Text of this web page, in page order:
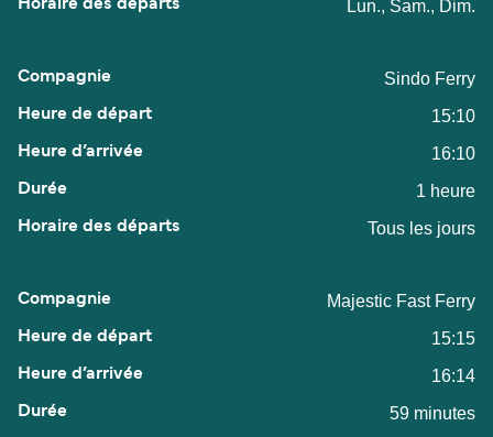
Lun., Sam., Dim.
Sindo Ferry
15:10
16:10
1 heure
Tous les jours
Majestic Fast Ferry
15:15
16:14
59 minutes